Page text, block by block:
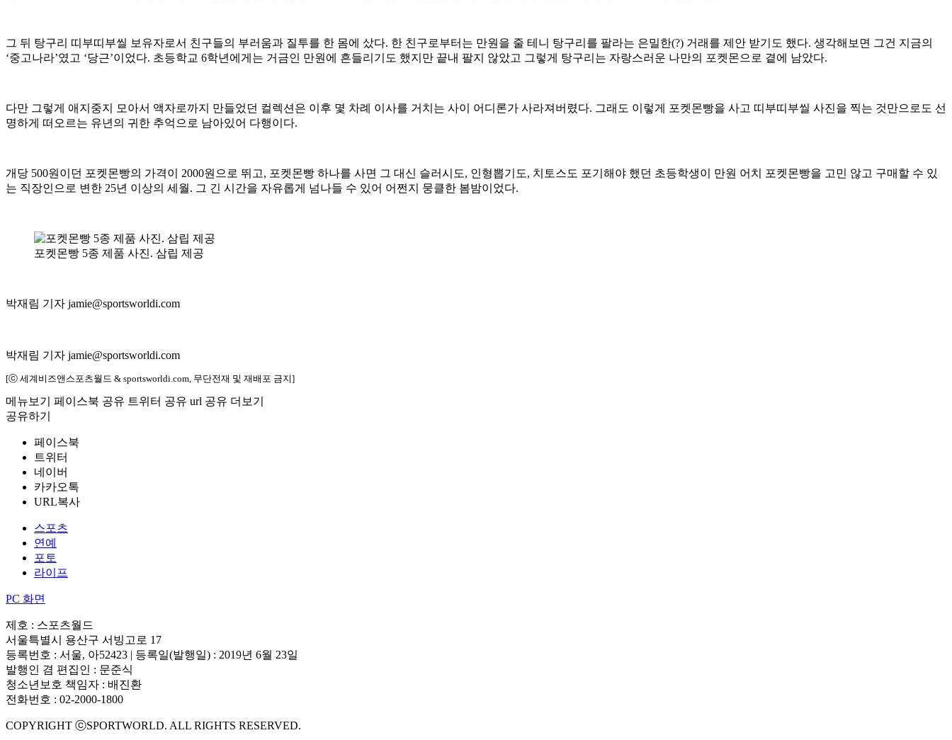
그 뒤 탕구리 띠부띠부씰 보유자로서 친구들의 부러움과 질투를 한 몸에 샀다. 한 친구로부터는 만원을 줄 테니 탕구리를 팔라는 은밀한(?) 거래를 제안 받기도 했다. 생각해보면 그건 지금의
‘중고나라’였고 ‘당근’이었다. 초등학교 6학년에게는 거금인 만원에 흔들리기도 했지만 끝내 팔지 않았고 그렇게 탕구리는 자랑스러운 나만의 포켓몬으로 곁에 남았다.
다만 그렇게 애지중지 모아서 액자로까지 만들었던 컬렉션은 이후 몇 차례 이사를 거치는 사이 어디론가 사라져버렸다. 그래도 이렇게 포켓몬빵을 사고 띠부띠부씰 사진을 찍는 것만으로도 선
명하게 떠오르는 유년의 귀한 추억으로 남아있어 다행이다.
개당 500원이던 포켓몬빵의 가격이 2000원으로 뛰고, 포켓몬빵 하나를 사면 그 대신 슬러시도, 인형뽑기도, 치토스도 포기해야 했던 초등학생이 만원 어치 포켓몬빵을 고민 않고 구매할 수 있
는 직장인으로 변한 25년 이상의 세월. 그 긴 시간을 자유롭게 넘나들 수 있어 어쩐지 뭉클한 봄밤이었다.
포켓몬빵 5종 제품 사진. 삼립 제공
박재림 기자 jamie@sportsworldi.com
박재림 기자 jamie@sportsworldi.com
[ⓒ 세계비즈앤스포츠월드 & sportsworldi.com, 무단전재 및 재배포 금지]
메뉴보기 페이스북 공유 트위터 공유 url 공유 더보기
공유하기
페이스북
트위터
네이버
카카오톡
URL복사
스포츠
연예
포토
라이프
PC 화면
제호 : 스포츠월드
서울특별시 용산구 서빙고로 17
등록번호 : 서울, 아52423 | 등록일(발행일) : 2019년 6월 23일
발행인 겸 편집인 : 문준식
청소년보호 책임자 : 배진환
전화번호 : 02-2000-1800
COPYRIGHT ⓒSPORTWORLD. ALL RIGHTS RESERVED.